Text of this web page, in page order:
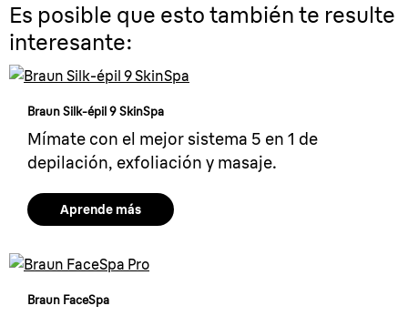
Es posible que esto también te resulte
interesante:
Braun Silk-épil 9 SkinSpa
Mímate con el mejor sistema 5 en 1 de
depilación, exfoliación y masaje.
Aprende más
Braun FaceSpa